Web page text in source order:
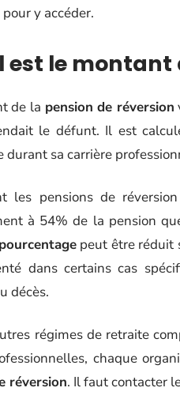
y accéder.
est le montant
de la pension de réversion
le défunt. Il est
durant sa carrière
les pensions de
à 54% de la pension
pourcentagepeut être réduit
dans certains cas
décès.
régimes de retraite
chaque
réversion. Il faut contacter